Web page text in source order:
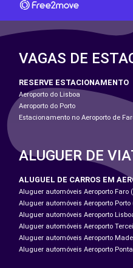
VAGAS DE
RESERVE ESTACIONAMENTO
Aeroporto do Lisboa
Aeroporto do Porto
Estacionamento no Aeroporto de
ALUGUER DE
ALUGUEL DE CARROS EM
Aluguer automóveis Aeroporto Faro
Aluguer automóveis Aeroporto Porto
Aluguer automóveis Aeroporto
Aluguer automóveis Aeroporto
Aluguer automóveis Aeroporto
Aluguer automóveis Aeroporto